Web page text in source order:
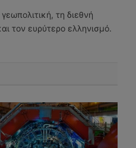
τη διεθνή
τον ευρύτερο ελληνισμό.